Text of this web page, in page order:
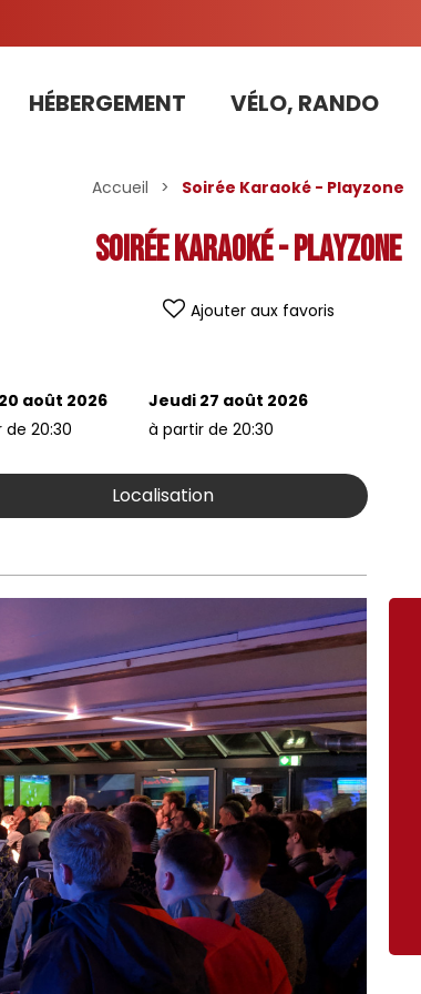
HÉBERGEMENT VÉLO, RANDO
Accueil > Soirée Karaoké - Playzone
Soirée Karaoké - Playzone
Ajouter aux favoris
août 2026
20:30
Jeudi 27 août 2026
à partir de 20:30
Localisation